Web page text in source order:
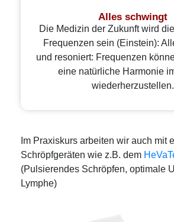
Alles schwingt
Die Medizin der Zukunft wird
Frequenzen sein (Einstein):
und resoniert: Frequenzen
eine natürliche Harmonie
wiederherzustellen.
Im Praxiskurs arbeiten wir auch mit
Schröpfgeräten wie z.B. dem
(Pulsierendes Schröpfen, optimale
Lymphe)